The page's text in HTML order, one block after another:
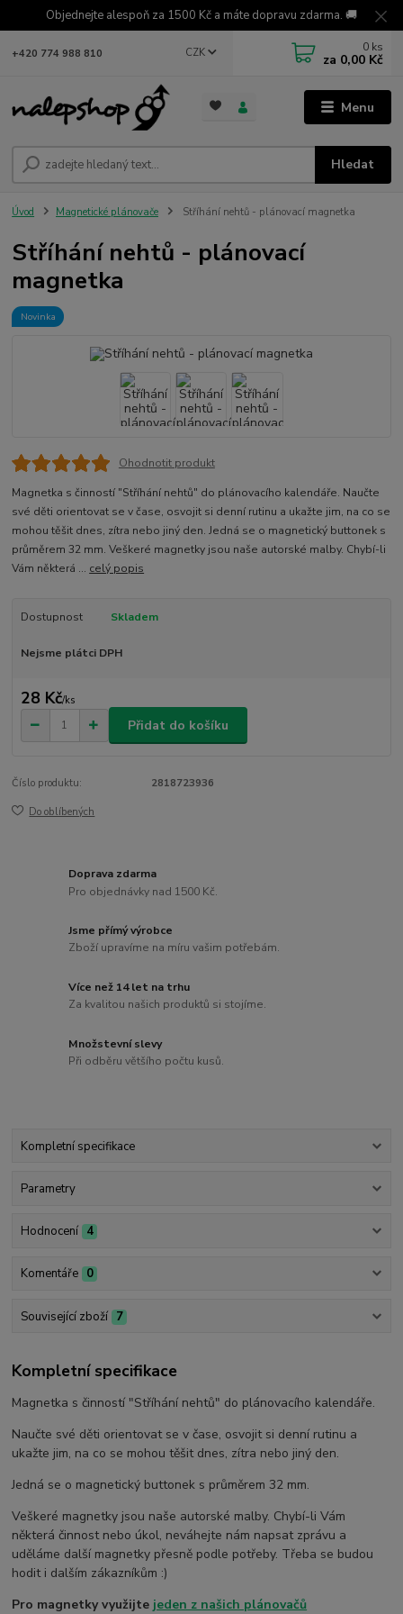
Objednejte alespoň za 1500 Kč a máte dopravu zdarma. 🚚
Menu
CZK
Hledat
+420 774 988 810 0 ks
za 0,00 Kč
Úvod Magnetické plánovače Stříhání nehtů - plánovací magnetka
Stříhání nehtů - plánovací
magnetka
Novinka
Ohodnotit produkt
Magnetka s činností "Stříhání nehtů" do plánovacího kalendáře. Naučte
své děti orientovat se v čase, osvojit si denní rutinu a ukažte jim, na co se
mohou těšit dnes, zítra nebo jiný den. Jedná se o magnetický buttonek s
průměrem 32 mm. Veškeré magnetky jsou naše autorské malby. Chybí-li
Vám některá ... celý popis
Dostupnost Skladem
Nejsme plátci DPH
28 Kč/ks
Přidat do košíku
Číslo produktu: 2818723936
Do oblíbených
Doprava zdarma
Pro objednávky nad 1500 Kč.
Jsme přímý výrobce
Zboží upravíme na míru vašim potřebám.
Více než 14 let na trhu
Za kvalitou našich produktů si stojíme.
Množstevní slevy
Při odběru většího počtu kusů.
Kompletní specifikace
Parametry
Hodnocení 4
Komentáře 0
Související zboží 7
Kompletní specifikace
Magnetka s činností "Stříhání nehtů" do plánovacího kalendáře.
Naučte své děti orientovat se v čase, osvojit si denní rutinu a
ukažte jim, na co se mohou těšit dnes, zítra nebo jiný den.
Jedná se o magnetický buttonek s průměrem 32 mm.
Veškeré magnetky jsou naše autorské malby. Chybí-li Vám
některá činnost nebo úkol, neváhejte nám napsat zprávu a
uděláme další magnetky přesně podle potřeby. Třeba se budou
hodit i dalším zákazníkům :)
Pro magnetky využijte jeden z našich plánovačů